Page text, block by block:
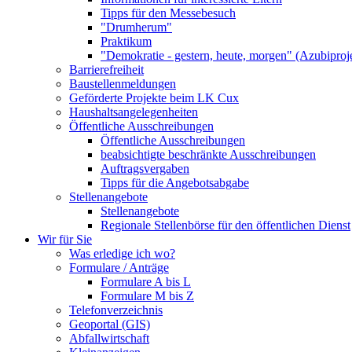
Tipps für den Messebesuch
"Drumherum"
Praktikum
"Demokratie - gestern, heute, morgen"
Barrierefreiheit
Baustellenmeldungen
Geförderte Projekte beim LK Cux
Haushaltsangelegenheiten
Öffentliche Ausschreibungen
Öffentliche Ausschreibungen
beabsichtigte beschränkte Ausschreibungen
Auftragsvergaben
Tipps für die Angebotsabgabe
Stellenangebote
Stellenangebote
Regionale Stellenbörse für den öffentlichen Dienst
Wir für Sie
Was erledige ich wo?
Formulare / Anträge
Formulare A bis L
Formulare M bis Z
Telefonverzeichnis
Geoportal (GIS)
Abfallwirtschaft